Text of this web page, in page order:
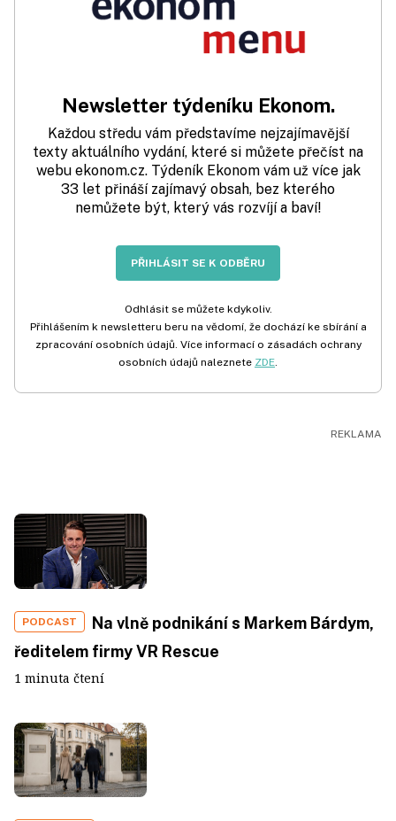
Newsletter týdeníku Ekonom.
Každou středu vám představíme nejzajímavější
texty aktuálního vydání, které si můžete přečíst na
webu ekonom.cz. Týdeník Ekonom vám už více jak
33 let přináší zajímavý obsah, bez kterého
nemůžete být, který vás rozvíjí a baví!
PŘIHLÁSIT SE K ODBĚRU
Odhlásit se můžete kdykoliv.
Přihlášením k newsletteru beru na vědomí, že dochází ke sbírání a
zpracování osobních údajů. Více informací o zásadách ochrany
osobních údajů naleznete ZDE.
PODCAST
Na vlně podnikání s Markem Bárdym,
ředitelem firmy VR Rescue
1 minuta čtení